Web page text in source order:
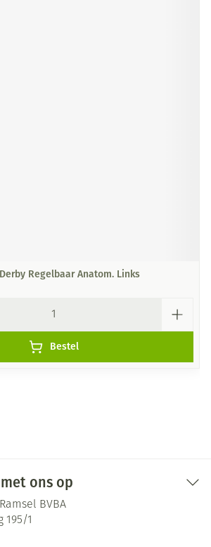
Regelbaar Anatom. Links
Bestel
ons op
BVBA
195/1